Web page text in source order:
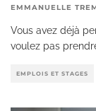
EMMANUELLE
Vous avez déjà
voulez pas
EMPLOIS ET STAGES